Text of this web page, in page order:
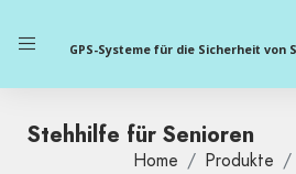
GPS-Systeme für die Sicherheit von
Stehhilfe für Senioren
Home Produkte